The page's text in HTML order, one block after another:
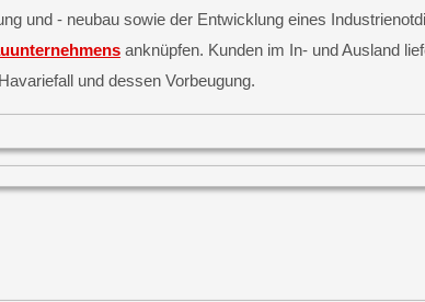
und - neubau sowie der Entwicklung eines
anknüpfen. Kunden im In- und Ausland
und dessen Vorbeugung.